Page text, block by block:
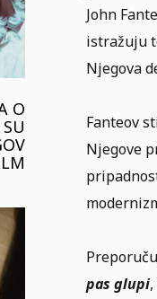
O
John
istražuju
Njegova
Fanteov
Njegove
pas glupi,